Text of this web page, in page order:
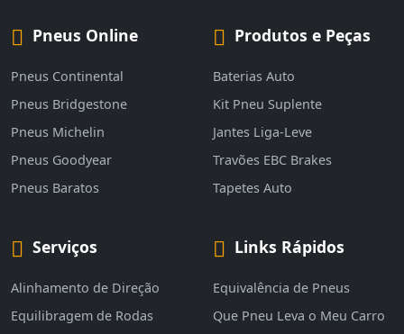
Pneus Online
Pneus Continental
Pneus Bridgestone
Pneus Michelin
Pneus Goodyear
Pneus Baratos
Produtos e Peças
Baterias Auto
Kit Pneu Suplente
Jantes Liga-Leve
Travões EBC Brakes
Tapetes Auto
Serviços
Alinhamento de Direção
Equilibragem de Rodas
Links Rápidos
Equivalência de Pneus
Que Pneu Leva o Meu Carro